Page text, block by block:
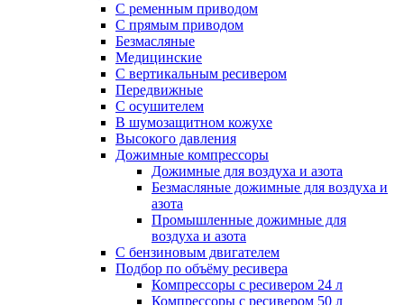
С ременным приводом
С прямым приводом
Безмасляные
Медицинские
С вертикальным ресивером
Передвижные
С осушителем
В шумозащитном кожухе
Высокого давления
Дожимные компрессоры
Дожимные для воздуха и азота
Безмасляные дожимные для воздуха и
азота
Промышленные дожимные для
воздуха и азота
С бензиновым двигателем
Подбор по объёму ресивера
Компрессоры с ресивером 24 л
Компрессоры с ресивером 50 л